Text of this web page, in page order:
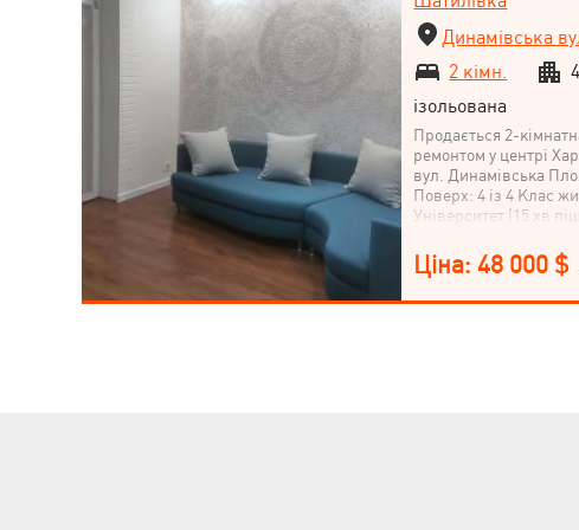
Динамівська
2 кімн.
ізольована
Продається 2-
ремонтом у центрі
вул. Динамівська
Поверх: 4 із 4 Клас
Університет (15 хв
квартира в
стелями,
радіатори,
декоративна
Ціна: 48 000 $